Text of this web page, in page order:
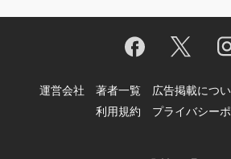
運営会社 著者一覧 広告掲載につ
利用規約
プライバシー